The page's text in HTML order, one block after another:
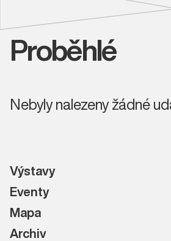
Proběhlé
Nebyly nalezeny žádné
Výstavy
Eventy
Mapa
Archiv